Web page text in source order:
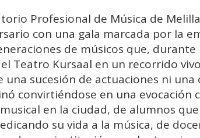
Profesional de Música de
con una gala marcada por la
de músicos que,
Teatro Kursaal en un recorrido
una sucesión de actuaciones ni
convirtiéndose en una evocación
en la ciudad, de alumnos
su vida a la música, de